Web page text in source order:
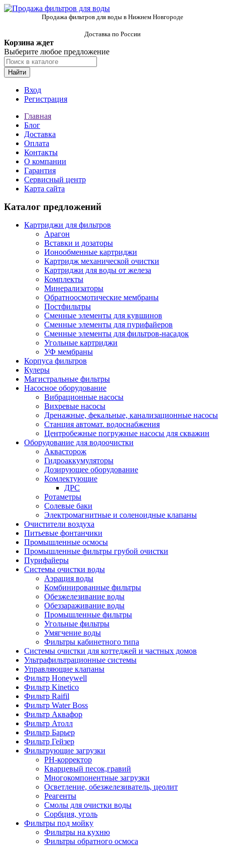
Продажа фильтров для воды в Нижнем Новгороде
Доставка по России
Корзина ждет
Выберите любое предложение
Найти
Вход
Регистрация
Главная
Блог
Доставка
Оплата
Контакты
О компании
Гарантия
Сервисный центр
Карта сайта
Каталог предложений
Картриджи для фильтров
Арагон
Вставки и дозаторы
Ионообменные картриджи
Картридж механической очистки
Картриджи для воды от железа
Комплекты
Минерализаторы
Обратноосмотические мембраны
Постфильтры
Сменные элементы для кувшинов
Сменные элементы для пурифайеров
Сменные элементы для фильтров-насадок
Угольные картриджи
УФ мембраны
Корпуса фильтров
Кулеры
Магистральные фильтры
Насосное оборудование
Вибрационные насосы
Вихревые насосы
Дренажные, фекальные, канализационные насосы
Станция автомат. водоснабжения
Центробежные погружные насосы для скважин
Оборудование для водоочистки
Аквасторож
Гидроаккумуляторы
Дозирующее оборудование
Комлектующие
ДРС
Ротаметры
Солевые баки
Электромагнитные и соленоидные клапаны
Очистители воздуха
Питьевые фонтанчики
Промышленные осмосы
Промышленные фильтры грубой очистки
Пурифайеры
Системы очистки воды
Аэрация воды
Комбинированные фильтры
Обезжелезивание воды
Обеззараживание воды
Промышленные фильтры
Угольные фильтры
Умягчение воды
Фильтры кабинетного типа
Системы очистки для коттеджей и частных домов
Ультрафильтрационные системы
Управляющие клапаны
Фильтр Honeywell
Фильтр Kinetico
Фильтр Raifil
Фильтр Water Boss
Фильтр Аквафор
Фильтр Атолл
Фильтр Барьер
Фильтр Гейзер
Фильтрующие загрузки
PH-корректор
Кварцевый песок,гравий
Многокомпонентные загрузки
Осветление, обезжелезиватель, цеолит
Реагенты
Смолы для очистки воды
Сорбция, уголь
Фильтры под мойку
Фильтры на кухню
Фильтры обратного осмоса